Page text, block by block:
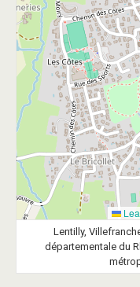
Lentilly,
départementale du